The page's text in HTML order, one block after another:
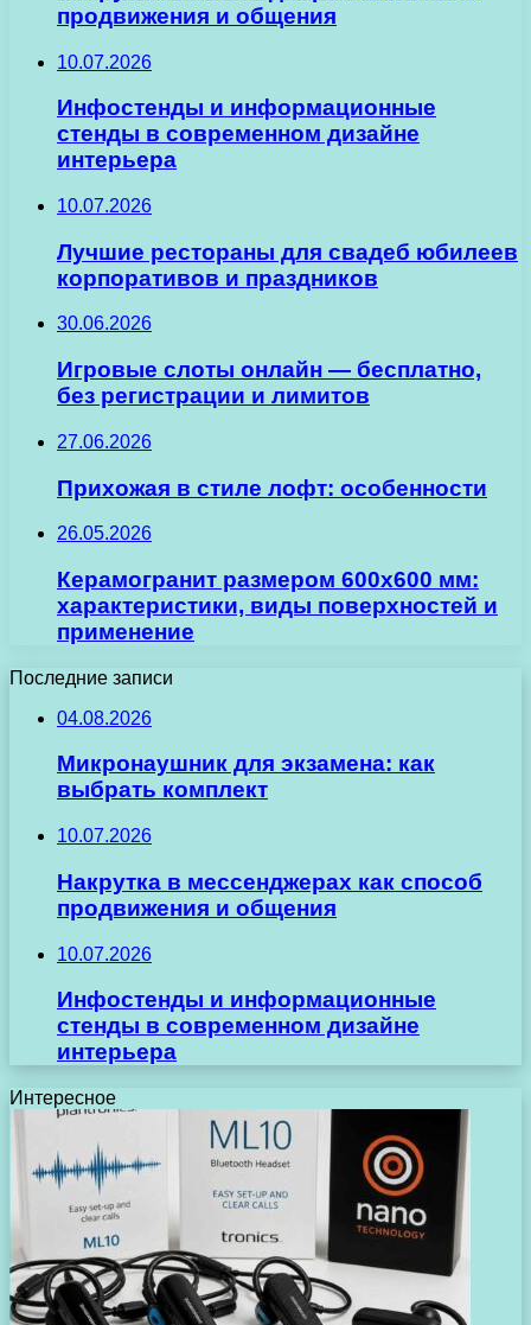
продвижения и общения
10.07.2026
Инфостенды и информационные
стенды в современном дизайне
интерьера
10.07.2026
Лучшие рестораны для свадеб юбилеев
корпоративов и праздников
30.06.2026
Игровые слоты онлайн — бесплатно,
без регистрации и лимитов
27.06.2026
Прихожая в стиле лофт: особенности
26.05.2026
Керамогранит размером 600х600 мм:
характеристики, виды поверхностей и
применение
Последние записи
04.08.2026
Микронаушник для экзамена: как
выбрать комплект
10.07.2026
Накрутка в мессенджерах как способ
продвижения и общения
10.07.2026
Инфостенды и информационные
стенды в современном дизайне
интерьера
Интересное